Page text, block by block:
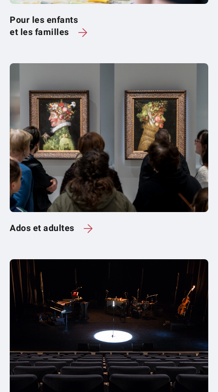
Pour les enfants
et les familles
Ados et adultes